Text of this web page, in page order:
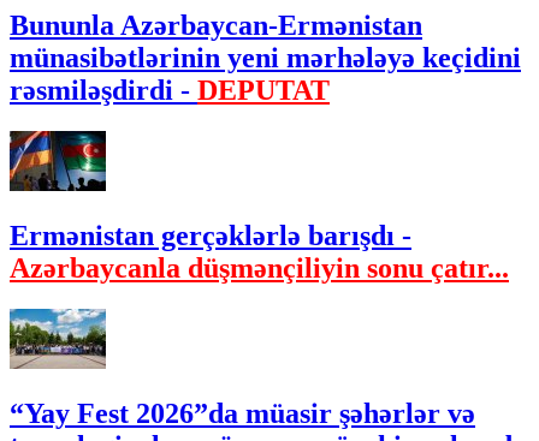
Bununla Azərbaycan-Ermənistan
münasibətlərinin yeni mərhələyə keçidini
rəsmiləşdirdi - DEPUTAT
Ermənistan gerçəklərlə barışdı -
Azərbaycanla düşmənçiliyin sonu çatır...
“Yay Fest 2026”da müasir şəhərlər və